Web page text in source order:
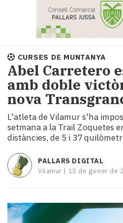
Societat
Política
i
municipis
Economia
turisme
Cultura
Mai
tant!
TV
mitjans
El
CURSES DE MUNTANYA
Abel Carretero
amb doble
nova
L'atleta de Vilamur s'ha
setmana a la Trail Zoquetes
distàncies, de 5 i 37
PALLARS DIGITAL
Vilamur | 15 de gener de